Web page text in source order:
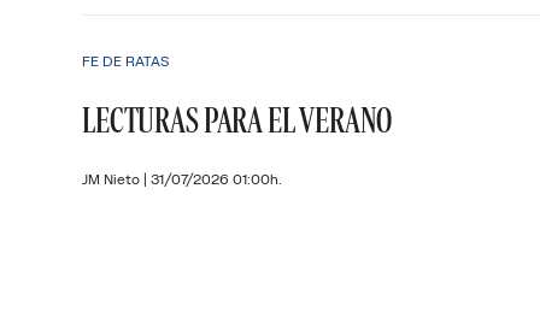
FE DE RATAS
LECTURAS PARA EL VERANO
JM Nieto | 31/07/2026 01:00h.